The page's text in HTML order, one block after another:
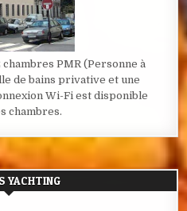
PMR (Personne à
de bains privative et une
Wi-Fi est disponible
chambres.
YACHTING